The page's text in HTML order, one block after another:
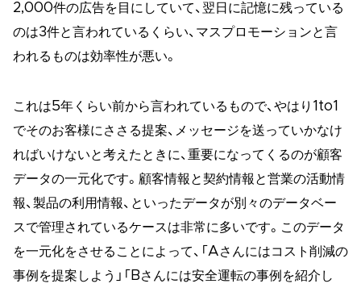
2,000件の広告を目にしていて、翌日に記憶に残っている
のは3件と言われているくらい、マスプロモーションと言
われるものは効率性が悪い。
これは5年くらい前から言われているもので、やはり1to1
でそのお客様にささる提案、メッセージを送っていかなけ
ればいけないと考えたときに、重要になってくるのが顧客
データの一元化です。顧客情報と契約情報と営業の活動情
報、製品の利用情報、といったデータが別々のデータベー
スで管理されているケースは非常に多いです。このデータ
を一元化をさせることによって、「Aさんにはコスト削減の
事例を提案しよう」「Bさんには安全運転の事例を紹介し